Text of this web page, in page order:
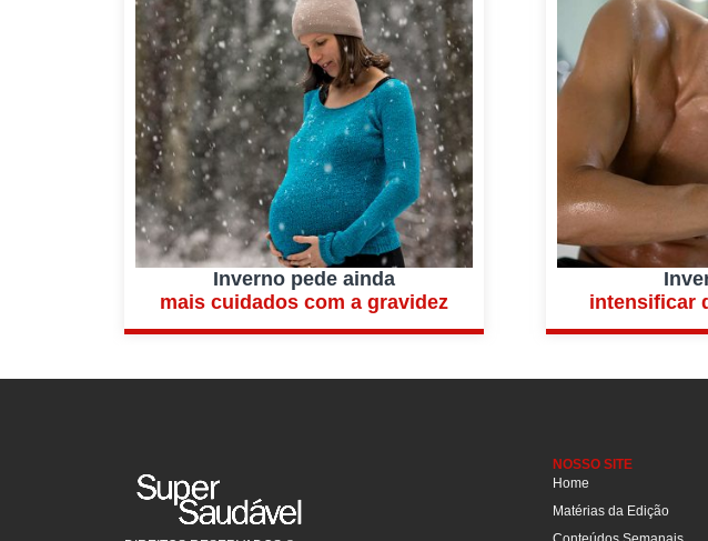
Inverno pede ainda
mais cuidados com a gravidez
intensificar
NOSSO SITE
Home
Matérias da Edição